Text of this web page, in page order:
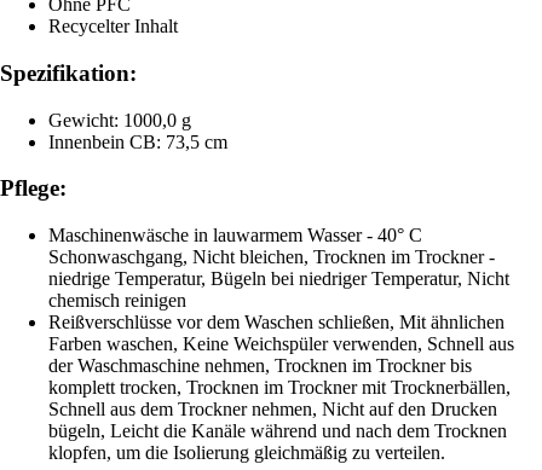
Ohne PFC
Recycelter Inhalt
Spezifikation:
Gewicht: 1000,0 g
Innenbein CB: 73,5 cm
Pflege:
Maschinenwäsche in lauwarmem Wasser - 40° C
Schonwaschgang, Nicht bleichen, Trocknen im Trockner -
niedrige Temperatur, Bügeln bei niedriger Temperatur, Nicht
chemisch reinigen
Reißverschlüsse vor dem Waschen schließen, Mit ähnlichen
Farben waschen, Keine Weichspüler verwenden, Schnell aus
der Waschmaschine nehmen, Trocknen im Trockner bis
komplett trocken, Trocknen im Trockner mit Trocknerbällen,
Schnell aus dem Trockner nehmen, Nicht auf den Drucken
bügeln, Leicht die Kanäle während und nach dem Trocknen
klopfen, um die Isolierung gleichmäßig zu verteilen.